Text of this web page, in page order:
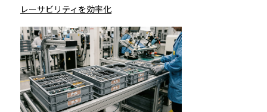
レーサビリティを効率化